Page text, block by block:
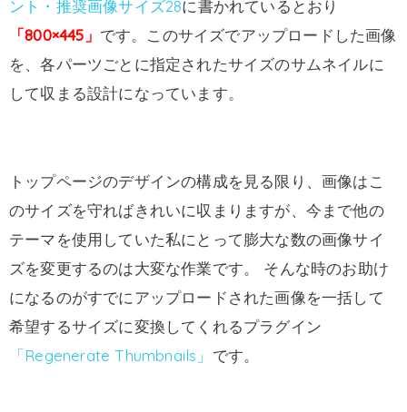
ント・推奨画像サイズ28に書かれているとおり
「800×445」 です。このサイズでアップロードした画像
を、各パーツごとに指定されたサイズのサムネイルに
して収まる設計になっています。
トップページのデザインの構成を見る限り、画像はこ
のサイズを守ればきれいに収まりますが、今まで他の
テーマを使用していた私にとって膨大な数の画像サイ
ズを変更するのは大変な作業です。 そんな時のお助け
になるのがすでにアップロードされた画像を一括して
希望するサイズに変換してくれるプラグイン
「Regenerate Thumbnails」 です。